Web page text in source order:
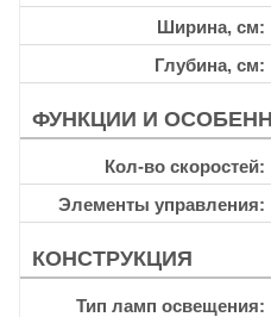
Ширина, см
Глубина, см
ФУНКЦИИ И
Кол-во скоростей
Элементы управления
КОНСТРУКЦИЯ
Тип ламп освещения